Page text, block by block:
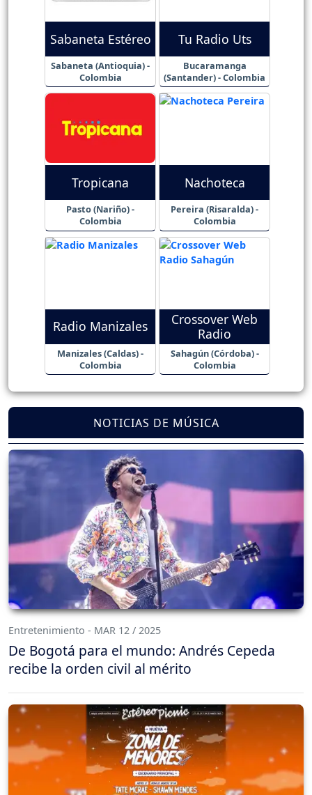
Sabaneta Estéreo
Sabaneta (Antioquia) -
Colombia
Tu Radio Uts
Bucaramanga
(Santander) - Colombia
Tropicana
Pasto (Nariño) -
Colombia
Nachoteca
Pereira (Risaralda) -
Colombia
Radio Manizales
Manizales (Caldas) -
Colombia
Crossover Web
Radio
Sahagún (Córdoba) -
Colombia
NOTICIAS DE MÚSICA
Entretenimiento - MAR 12 / 2025
De Bogotá para el mundo: Andrés Cepeda
recibe la orden civil al mérito